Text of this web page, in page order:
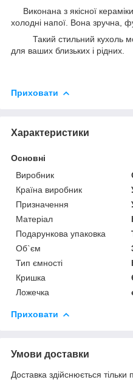
Виконана з якісної
холодні напої. Вона зручна,
Такий стильний кухоль
для ваших близьких і рідних.
Приховати
Характеристики
Основні
Виробник
Країна виробник
Призначення
Матеріал
Подарункова упаковка
Об`єм
Тип ємності
Кришка
Ложечка
Приховати
Умови доставки
Доставка здійснюється тільки